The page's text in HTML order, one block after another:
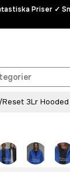
Priser ✓
/Reset 3Lr